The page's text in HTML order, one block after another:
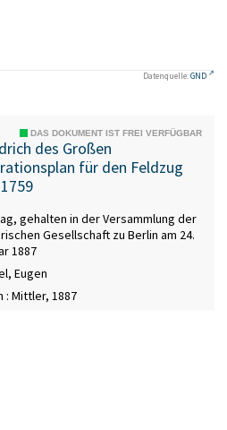
Datenquelle:GND
DAS DOKUMENT IST FREI VERFÜGBAR
des Großen
für den Feldzug
gehalten in der Versammlung der
Gesellschaft zu Berlin am 24.
1887
Eugen
: Mittler, 1887